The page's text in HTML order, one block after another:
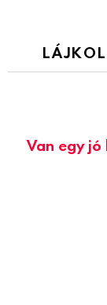
Van egy jó